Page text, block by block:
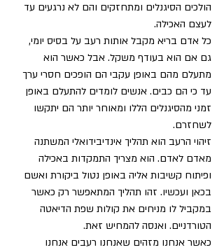
הולכים הסיגנלים ומתחזקים והם לא נרגעים עד
לעצם האכילה.
כל אדם בריא מקבל אותות רעב על בסיס יומי,
גם אם הוא בעודף משקל. אבל כאשר הוא
מתעלם מהם באופן עקבי הם הופכים חסרי ערך
עד כי הם כבים. אנשים לומדים להתעלם באופן
זמני מהסיגנלים הללו ומאוחר יותר הם יתקשו
לשחזרם.
זיהוי הרעב הוא תהליך אינדיבידואלי המשתנה
מאדם לאדם. הוא מצריך התמקדות באכילה
ופיתוח קשיבות אליה באופן נטול ביקורת ואשם
בכאן ועכשיו. זהו תהליך המתאפשר רק כאשר
במקביל לו מניחים את קולות שפת הדיאטה
הטורדניים. ואנסה להמחיש זאת.
כאשר אנחנו מזהים שאנחנו רעבים אנחנו